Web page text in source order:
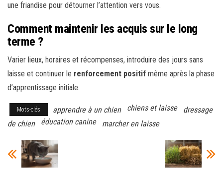
une friandise pour détourner l’attention vers vous.
Comment maintenir les acquis sur le long
terme ?
Varier lieux, horaires et récompenses, introduire des jours sans
laisse et continuer le renforcement positif même après la phase
d’apprentissage initiale.
Mots-clés apprendre à un chien chiens et laisse
dressage
de chien
éducation canine marcher en laisse